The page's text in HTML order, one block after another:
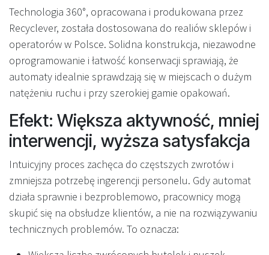
Technologia 360°, opracowana i produkowana przez
Recyclever, została dostosowana do realiów sklepów i
operatorów w Polsce. Solidna konstrukcja, niezawodne
oprogramowanie i łatwość konserwacji sprawiają, że
automaty idealnie sprawdzają się w miejscach o dużym
natężeniu ruchu i przy szerokiej gamie opakowań.
Efekt: Większa aktywność, mniej
interwencji, wyższa satysfakcja
Intuicyjny proces zachęca do częstszych zwrotów i
zmniejsza potrzebę ingerencji personelu. Gdy automat
działa sprawnie i bezproblemowo, pracownicy mogą
skupić się na obsłudze klientów, a nie na rozwiązywaniu
technicznych problemów. To oznacza: